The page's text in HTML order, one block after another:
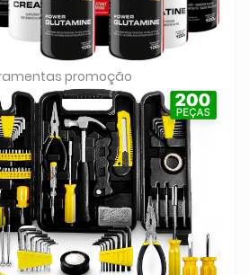
promoção